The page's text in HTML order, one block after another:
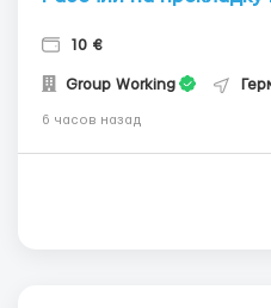
10 €
Group Working
6 часов назад